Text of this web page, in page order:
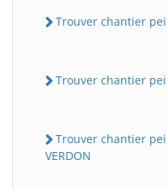
Trouver chantier
Trouver chantier
Trouver chantier
VERDON